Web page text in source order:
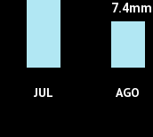
JUL
7.4mm
AGO